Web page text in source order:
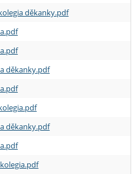
děkanky.pdf
děkanky.pdf
děkanky.pdf